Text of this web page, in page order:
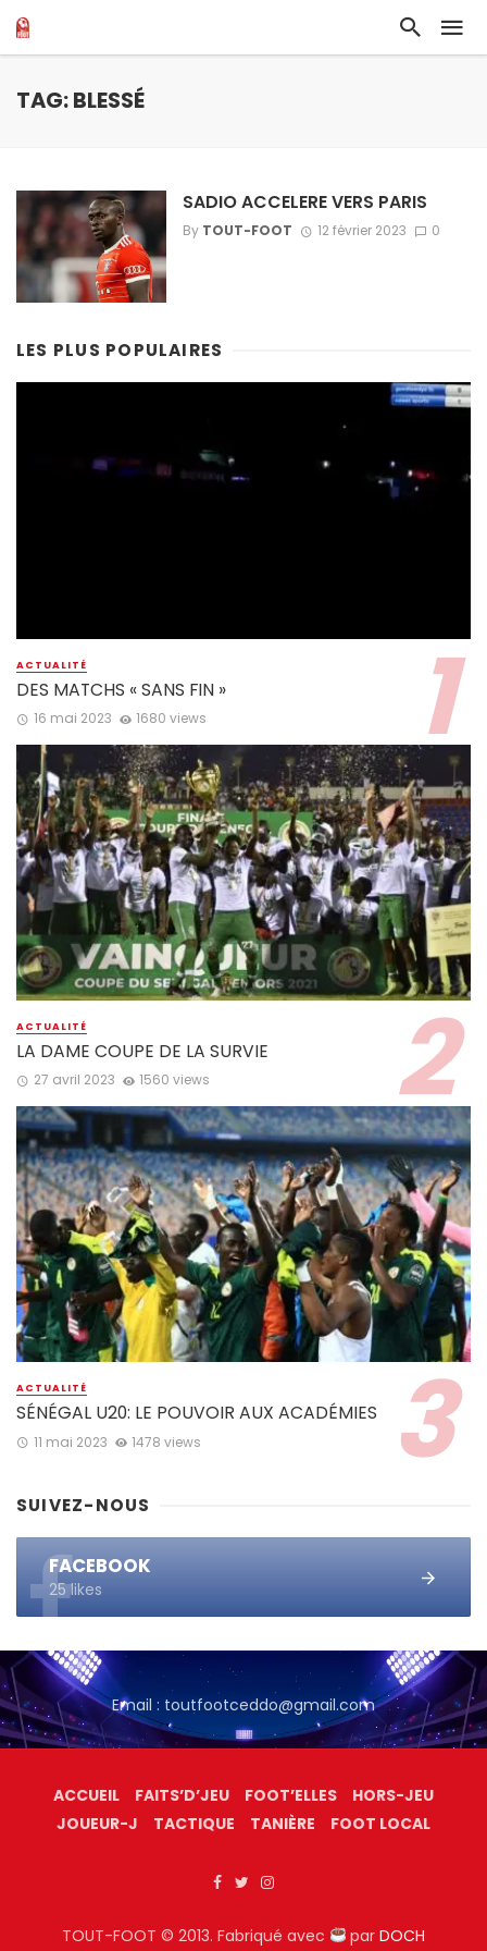
TAG: BLESSÉ
SADIO ACCELERE VERS PARIS
By TOUT-FOOT 12 février 2023 0
LES PLUS POPULAIRES
ACTUALITÉ
DES MATCHS « SANS FIN »
16 mai 2023 1680 views
ACTUALITÉ
LA DAME COUPE DE LA SURVIE
27 avril 2023 1560 views
ACTUALITÉ
SÉNÉGAL U20: LE POUVOIR AUX ACADÉMIES
11 mai 2023 1478 views
SUIVEZ-NOUS
FACEBOOK
25 likes
Email : toutfootceddo@gmail.com
ACCUEIL FAITS’D’JEU FOOT’ELLES
HORS-JEU
JOUEUR-J
TACTIQUE TANIÈRE FOOT LOCAL
TOUT-FOOT © 2013. Fabriqué avec parDOCH